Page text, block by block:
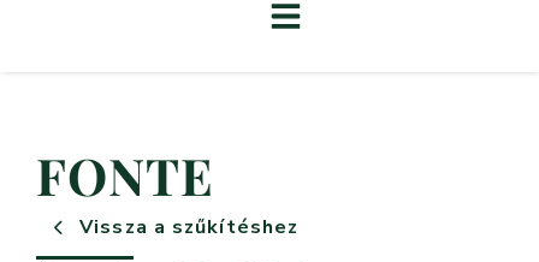
FONTE
Vissza a szűkítéshez